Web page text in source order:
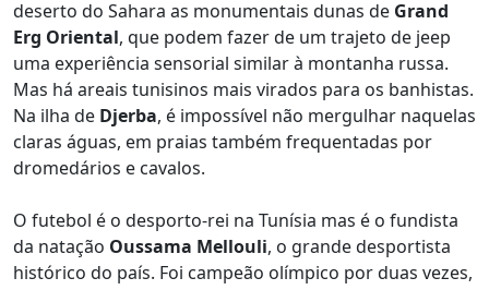
deserto do Sahara as monumentais dunas de Grand
Erg Oriental, que podem fazer de um trajeto de jeep
uma experiência sensorial similar à montanha russa.
Mas há areais tunisinos mais virados para os banhistas.
Na ilha de Djerba, é impossível não mergulhar naquelas
claras águas, em praias também frequentadas por
dromedários e cavalos.
O futebol é o desporto-rei na Tunísia mas é o fundista
da natação Oussama Mellouli, o grande desportista
histórico do país. Foi campeão olímpico por duas vezes,